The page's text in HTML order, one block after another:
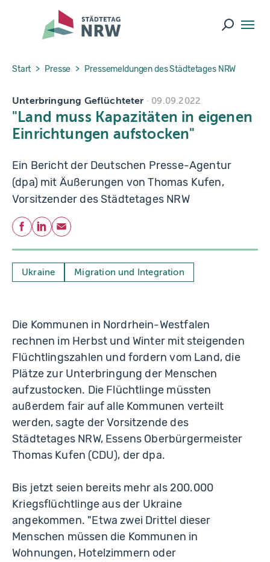
Skip to main navigation
Skip to main content
Skip to page footer
Suche
You are here:
Start Presse Pressemeldungen des Städtetages NRW
Unterbringung Geflüchteter 09.09.2022
"Land muss Kapazitäten in eigenen
Einrichtungen aufstocken"
Ein Bericht der Deutschen Presse-Agentur
(dpa) mit Äußerungen von Thomas Kufen,
Vorsitzender des Städtetages NRW
Teilen
Facebook
LinkedIn
E-Mail
Ukraine Migration und Integration
Die Kommunen in Nordrhein-Westfalen
rechnen im Herbst und Winter mit steigenden
Flüchtlingszahlen und fordern vom Land, die
Plätze zur Unterbringung der Menschen
aufzustocken. Die Flüchtlinge müssten
außerdem fair auf alle Kommunen verteilt
werden, sagte der Vorsitzende des
Städtetages NRW, Essens Oberbürgermeister
Thomas Kufen (CDU), der dpa.
Bis jetzt seien bereits mehr als 200.000
Kriegsflüchtlinge aus der Ukraine
angekommen. "Etwa zwei Drittel dieser
Menschen müssen die Kommunen in
Wohnungen, Hotelzimmern oder